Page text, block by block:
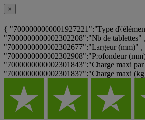
×
{ "7000000000001927221":"Type
"7000000000002302208":"Nb de tablettes" ,
"7000000000002302677":"Largeur (mm)" ,
"7000000000002302908":"Profondeur
"7000000000002301843":"Charge maxi
"7000000000002301837":"Charge maxi